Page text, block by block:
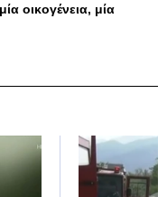
οικογένεια, μία